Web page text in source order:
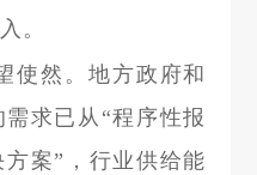
。
使然。地方政府和
求已从“程序性报
案”，行业供给能